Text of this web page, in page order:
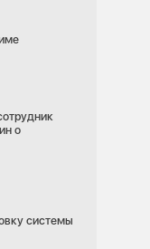
о
системы